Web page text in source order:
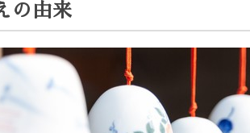
の由来